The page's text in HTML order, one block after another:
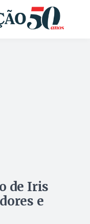
de Iris
e